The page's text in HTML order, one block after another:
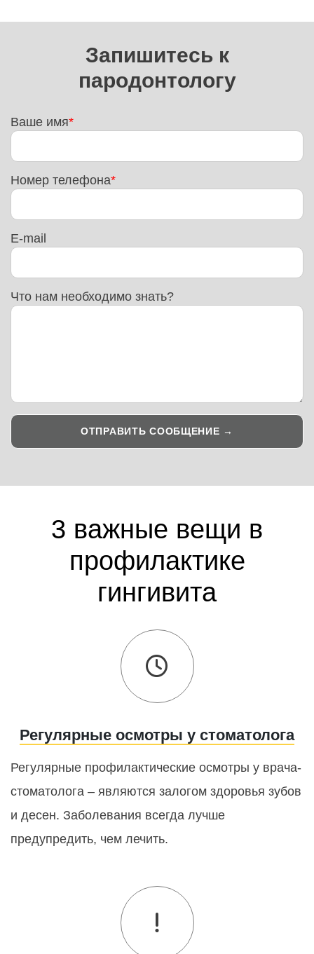
Запишитесь к
пародонтологу
Ваше имя
Номер телефона
E-mail
Что нам необходимо знать?
3 важные вещи в
профилактике
гингивита
Регулярные осмотры у стоматолога
Регулярные профилактические осмотры у врача-
стоматолога – являются залогом здоровья зубов
и десен. Заболевания всегда лучше
предупредить, чем лечить.